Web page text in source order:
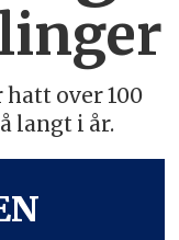
over 100
langt i år.